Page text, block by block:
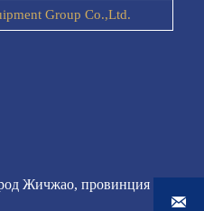
Group Co.,Ltd.
Жичжао, провинция
